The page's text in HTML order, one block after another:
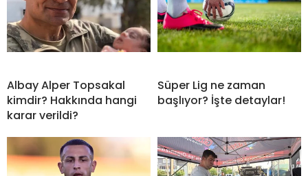
Albay Alper Topsakal
kimdir? Hakkında hangi
karar verildi?
Süper Lig ne zaman
başlıyor? İşte detaylar!